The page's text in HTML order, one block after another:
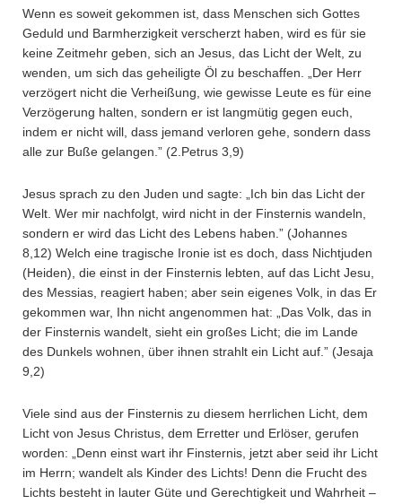
Wenn es soweit gekommen ist, dass Menschen sich Gottes
Geduld und Barmherzigkeit verscherzt haben, wird es für sie
keine Zeitmehr geben, sich an Jesus, das Licht der Welt, zu
wenden, um sich das geheiligte Öl zu beschaffen. „Der Herr
verzögert nicht die Verheißung, wie gewisse Leute es für eine
Verzögerung halten, sondern er ist langmütig gegen euch,
indem er nicht will, dass jemand verloren gehe, sondern dass
alle zur Buße gelangen.” (2.Petrus 3,9)
Jesus sprach zu den Juden und sagte: „Ich bin das Licht der
Welt. Wer mir nachfolgt, wird nicht in der Finsternis wandeln,
sondern er wird das Licht des Lebens haben.” (Johannes
8,12) Welch eine tragische Ironie ist es doch, dass Nichtjuden
(Heiden), die einst in der Finsternis lebten, auf das Licht Jesu,
des Messias, reagiert haben; aber sein eigenes Volk, in das Er
gekommen war, Ihn nicht angenommen hat: „Das Volk, das in
der Finsternis wandelt, sieht ein großes Licht; die im Lande
des Dunkels wohnen, über ihnen strahlt ein Licht auf.” (Jesaja
9,2)
Viele sind aus der Finsternis zu diesem herrlichen Licht, dem
Licht von Jesus Christus, dem Erretter und Erlöser, gerufen
worden: „Denn einst wart ihr Finsternis, jetzt aber seid ihr Licht
im Herrn; wandelt als Kinder des Lichts! Denn die Frucht des
Lichts besteht in lauter Güte und Gerechtigkeit und Wahrheit –